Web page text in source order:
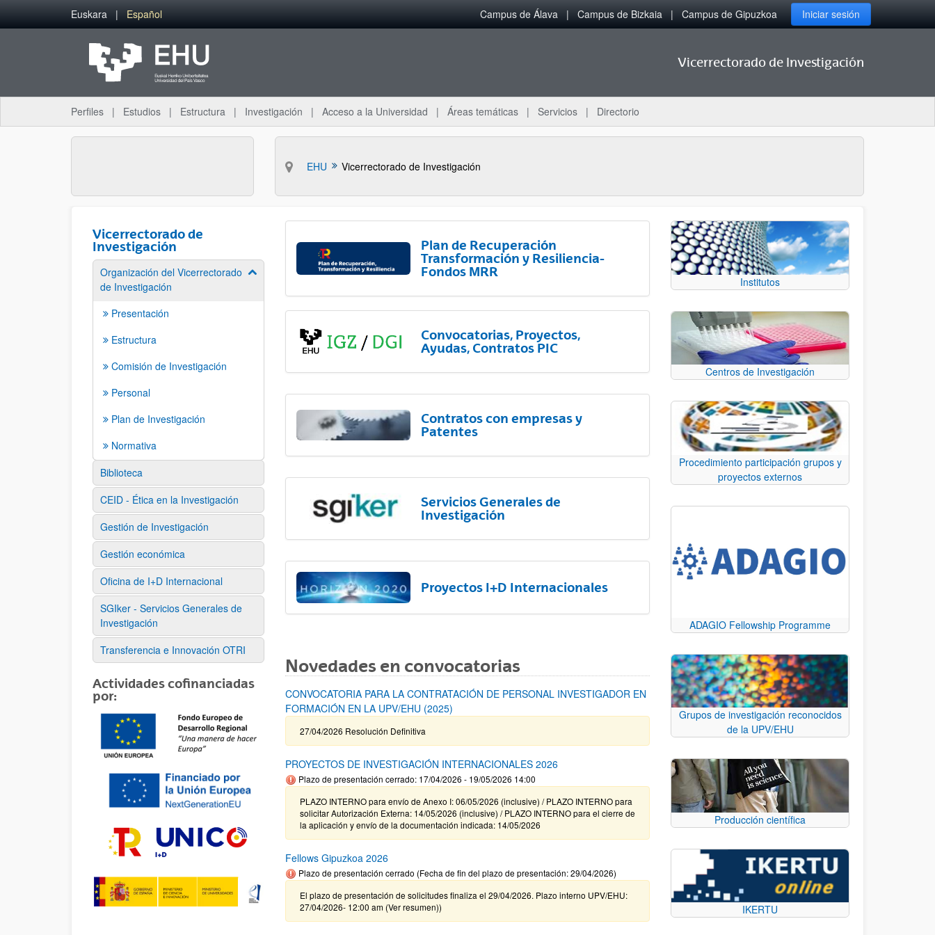
Saltar al contenido principal
Euskara Español Campus de Álava Campus de Bizkaia Campus de Gipuzkoa Iniciar sesión
Vicerrectorado de Investigación
Perfiles Estudios Estructura Investigación Acceso a la Universidad Áreas temáticas Servicios Directorio
EHU Vicerrectorado de Investigación
Vicerrectorado de
Investigación
Organización del Vicerrectorado
de Investigación
Mostrar/ocultar subpáginas
Presentación
Estructura
Comisión de Investigación
Personal
Plan de Investigación
Normativa
Biblioteca
CEID - Ética en la Investigación
Gestión de Investigación
Gestión económica
Oficina de I+D Internacional
SGIker - Servicios Generales de
Investigación
Transferencia e Innovación OTRI
Actividades cofinanciadas
por:
Plan de Recuperación
Transformación y Resiliencia-
Fondos MRR
Convocatorias, Proyectos,
Ayudas, Contratos PIC
Contratos con empresas y
Patentes
Servicios Generales de
Investigación
Proyectos I+D Internacionales
Novedades en convocatorias
CONVOCATORIA PARA LA CONTRATACIÓN DE PERSONAL INVESTIGADOR EN
FORMACIÓN EN LA UPV/EHU (2025)
27/04/2026 Resolución Definitiva
PROYECTOS DE INVESTIGACIÓN INTERNACIONALES 2026
Plazo de presentación cerrado: 17/04/2026 - 19/05/2026 14:00
PLAZO INTERNO para envío de Anexo I: 06/05/2026 (inclusive) / PLAZO INTERNO para
solicitar Autorización Externa: 14/05/2026 (inclusive) / PLAZO INTERNO para el cierre de
la aplicación y envío de la documentación indicada: 14/05/2026
Fellows Gipuzkoa 2026
Plazo de presentación cerrado (Fecha de fin del plazo de presentación: 29/04/2026)
El plazo de presentación de solicitudes finaliza el 29/04/2026. Plazo interno UPV/EHU:
27/04/2026- 12:00 am (Ver resumen))
Institutos
Centros de Investigación
Procedimiento participación grupos y
proyectos externos
ADAGIO Fellowship Programme
Grupos de investigación reconocidos
de la UPV/EHU
Producción científica
IKERTU